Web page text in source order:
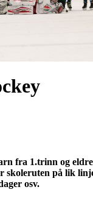
fra 1.trinn og eldre
skoleruten på lik
osv.